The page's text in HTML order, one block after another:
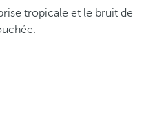
tropicale et le bruit de